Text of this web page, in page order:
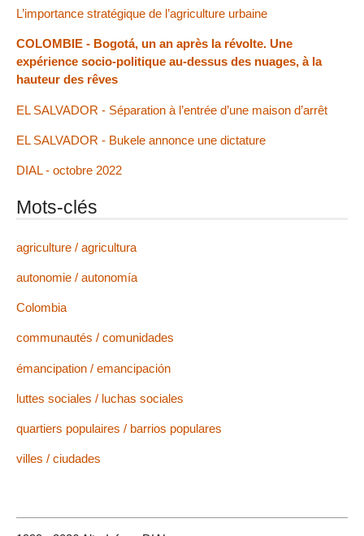
L’importance stratégique de l’agriculture urbaine
COLOMBIE - Bogotá, un an après la révolte. Une
expérience socio-politique au-dessus des nuages, à la
hauteur des rêves
EL SALVADOR - Séparation à l’entrée d’une maison d’arrêt
EL SALVADOR - Bukele annonce une dictature
DIAL - octobre 2022
Mots-clés
agriculture / agricultura
autonomie / autonomía
Colombia
communautés / comunidades
émancipation / emancipación
luttes sociales / luchas sociales
quartiers populaires / barrios populares
villes / ciudades